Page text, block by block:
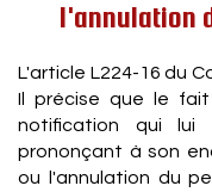
l'annulation
L'article L224-16 du
Il précise que le
notification qui lui
prononçant à son
ou l'annulation du